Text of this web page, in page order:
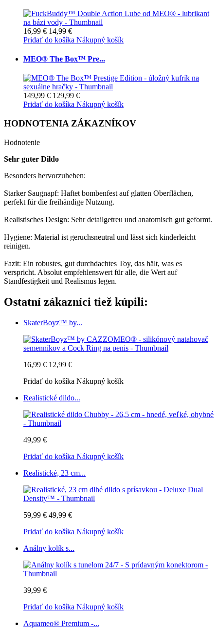
16,99 € 14,99 €
Pridať do košíka Nákupný košík
MEO® The Box™ Pre...
149,99 € 129,99 €
Pridať do košíka Nákupný košík
HODNOTENIA ZÁKAZNÍKOV
Hodnotenie
Sehr guter Dildo
Besonders hervorzuheben:
Starker Saugnapf: Haftet bombenfest auf glatten Oberflächen,
perfekt für die freihändige Nutzung.
Realistisches Design: Sehr detailgetreu und anatomisch gut geformt.
Hygiene: Material ist geruchsneutral und lässt sich kinderleicht
reinigen.
Fazit: Ein robustes, gut durchdachtes Toy, das hält, was es
verspricht. Absolut empfehlenswert für alle, die Wert auf
Standfestigkeit und Realismus legen.
Ostatní zákazníci tiež kúpili:
SkaterBoyz™ by...
16,99 € 12,99 €
Pridať do košíka Nákupný košík
Realistické dildo...
49,99 €
Pridať do košíka Nákupný košík
Realistické, 23 cm...
59,99 € 49,99 €
Pridať do košíka Nákupný košík
Análny kolík s...
39,99 €
Pridať do košíka Nákupný košík
Aquameo® Premium -...